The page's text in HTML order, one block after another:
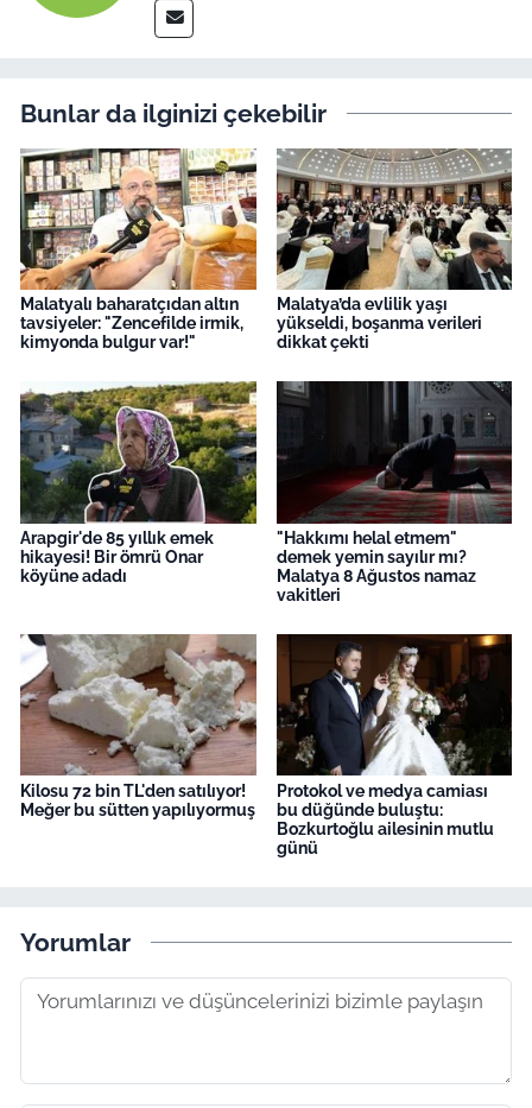
Bunlar da ilginizi çekebilir
Malatyalı baharatçıdan altın
tavsiyeler: "Zencefilde irmik,
kimyonda bulgur var!"
Malatya’da evlilik yaşı
yükseldi, boşanma verileri
dikkat çekti
Arapgir'de 85 yıllık emek
hikayesi! Bir ömrü Onar
köyüne adadı
"Hakkımı helal etmem"
demek yemin sayılır mı?
Malatya 8 Ağustos namaz
vakitleri
Kilosu 72 bin TL'den satılıyor!
Meğer bu sütten yapılıyormuş
Protokol ve medya camiası
bu düğünde buluştu:
Bozkurtoğlu ailesinin mutlu
günü
Yorumlar